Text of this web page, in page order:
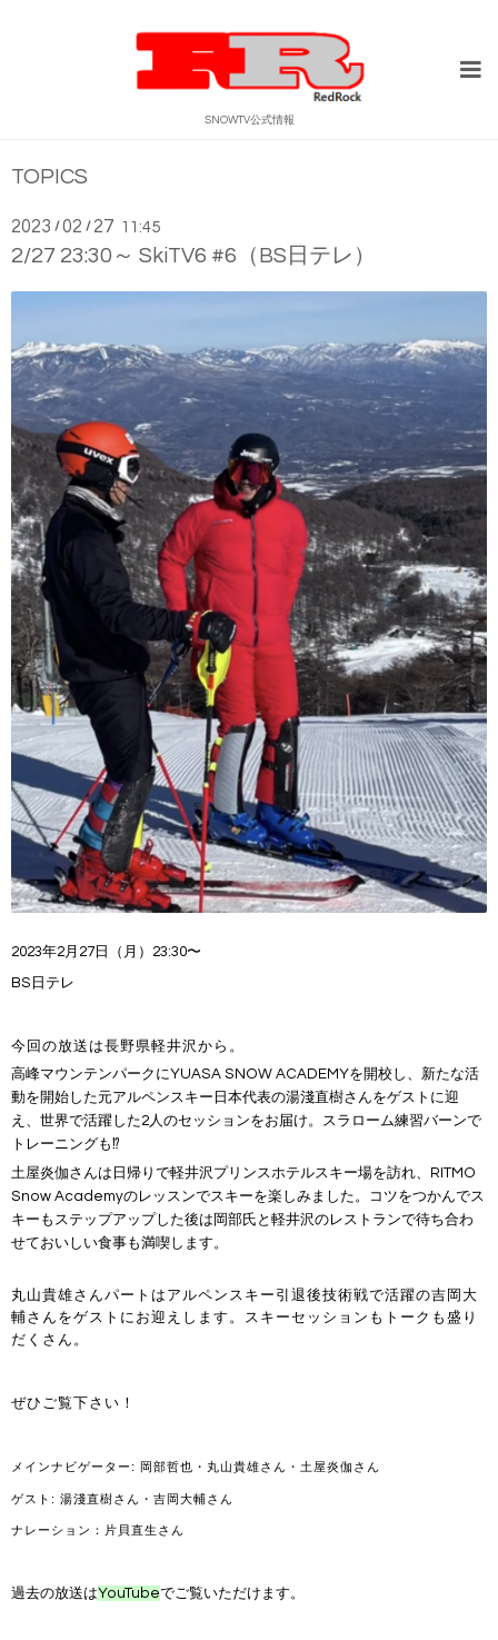
SNOWTV公式情報
TOPICS
2023 /02 / 27 11:45
2/27 23:30～ SkiTV6 #6（BS日テレ）
2023年2月27 日（月） 23:30〜
BS日テレ
今回の放送は長野県軽井沢から。
高峰マウンテンパークにYUASA SNOW ACADEMYを開校し、新たな活
動を開始した元アルペンスキー日本代表の湯淺直樹さんをゲストに迎
え、世界で活躍した2人のセッションをお届け。スラローム練習バーンで
トレーニングも⁉
土屋炎伽さんは日帰りで軽井沢プリンスホテルスキー場を訪れ、RITMO
Snow Academyのレッスンでスキーを楽しみました。コツをつかんでス
キーもステップアップした後は岡部氏と軽井沢のレストランで待ち合わ
せておいしい食事も満喫します。
丸山貴雄さんパートはアルペンスキー引退後技術戦で活躍の吉岡大
輔さん をゲストにお迎えします。スキーセッションもトークも盛り
だくさん 。
ぜひご覧下さい！
メインナビゲーター : 岡部哲也・ 丸山貴雄さん・土屋炎伽さん
ゲスト: 湯淺直樹さん・吉岡大輔さん
ナレーション：片貝直生さん
過去の放送はYouTubeでご覧いただけます。